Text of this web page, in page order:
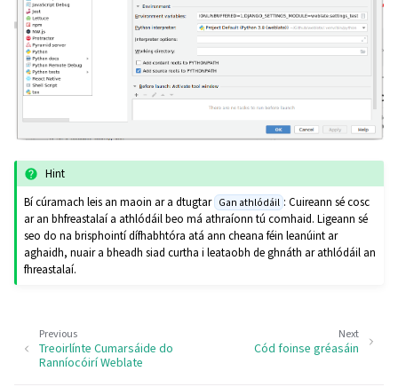
Hint
Bí cúramach leis an maoin ar a dtugtar Gan athlódáil : Cuireann sé cosc
ar an bhfreastalaí a athlódáil beo má athraíonn tú comhaid. Ligeann sé
seo do na brisphointí dífhabhtóra atá ann cheana féin leanúint ar
aghaidh, nuair a bheadh siad curtha i leataobh de ghnáth ar athlódáil an
fhreastalaí.
Next
Cód foinse gréasáin
Previous
Treoirlínte Cumarsáide do
Ranníocóirí Weblate